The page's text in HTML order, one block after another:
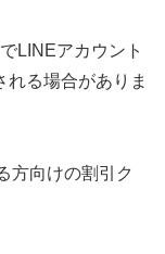
LINEアカウント
れる場合がありま
方向けの割引ク